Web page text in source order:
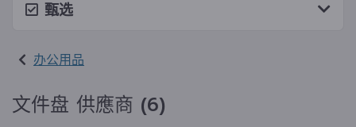
甄选
办公用品
文件盘 供應商 (6)